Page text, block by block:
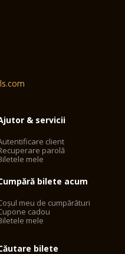
& servicii
client
parolă
mele
bilete acum
meu de cumpărături
cadou
mele
bilete